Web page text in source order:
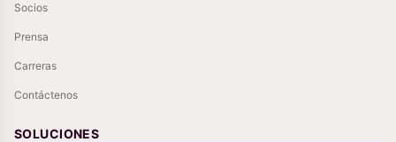
Socios
Prensa
Carreras
Contáctenos
SOLUCIONES